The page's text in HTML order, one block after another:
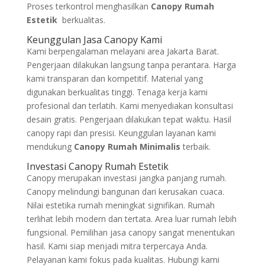
Proses terkontrol menghasilkan Canopy Rumah
Estetik berkualitas.
Keunggulan Jasa Canopy Kami
Kami berpengalaman melayani area Jakarta Barat.
Pengerjaan dilakukan langsung tanpa perantara. Harga
kami transparan dan kompetitif. Material yang
digunakan berkualitas tinggi. Tenaga kerja kami
profesional dan terlatih. Kami menyediakan konsultasi
desain gratis. Pengerjaan dilakukan tepat waktu. Hasil
canopy rapi dan presisi. Keunggulan layanan kami
mendukung Canopy Rumah Minimalis terbaik.
Investasi Canopy Rumah Estetik
Canopy merupakan investasi jangka panjang rumah.
Canopy melindungi bangunan dari kerusakan cuaca.
Nilai estetika rumah meningkat signifikan. Rumah
terlihat lebih modern dan tertata. Area luar rumah lebih
fungsional. Pemilihan jasa canopy sangat menentukan
hasil. Kami siap menjadi mitra terpercaya Anda.
Pelayanan kami fokus pada kualitas. Hubungi kami